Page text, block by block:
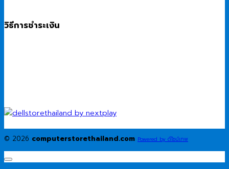
วิธีการชำระเงิน
© 2026 computerstorethailand.com Powered by ดีไซน์เทพ